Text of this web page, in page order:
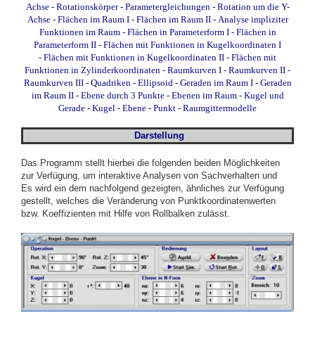
Achse- Rotationskörper - Parametergleichungen - Rotation um die Y-
Achse- Flächen im Raum I- Flächen im Raum II- Analyse impliziter
Funktionen im Raum- Flächen in Parameterform I- Flächen in
Parameterform II - Flächen mit Funktionen in Kugelkoordinaten I
- Flächen mit Funktionen in Kugelkoordinaten II - Flächen mit
Funktionen in Zylinderkoordinaten - Raumkurven I - Raumkurven II -
Raumkurven III- Quadriken - Ellipsoid - Geraden im Raum I- Geraden
im Raum II- Ebene durch 3 Punkte- Ebenen im Raum- Kugel und
Gerade - Kugel - Ebene - Punkt - Raumgittermodelle
Darstellung
Das Programm stellt hierbei die folgenden beiden Möglichkeiten
zur Verfügung, um interaktive Analysen von Sachverhalten und
Es wird ein dem nachfolgend gezeigten, ähnliches zur Verfügung
gestellt, welches die Veränderung von Punktkoordinatenwerten
bzw. Koeffizienten mit Hilfe von Rollbalken zulässt.